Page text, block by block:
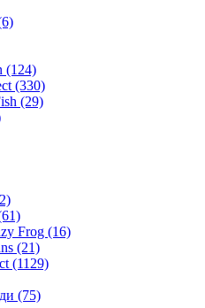
(124)
(330)
(29)
Frog (16)
(21)
(1129)
(75)